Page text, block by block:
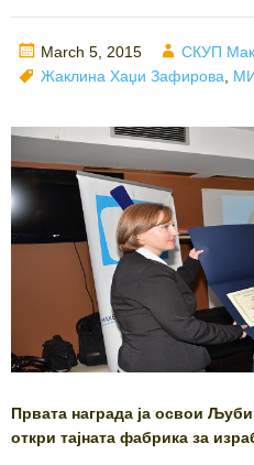
Posted
on
March 5, 2015 Author
СКУП
Tags
Жаклина Хаџи Зафирова
Првата награда ја освои
откри тајната фабрика за